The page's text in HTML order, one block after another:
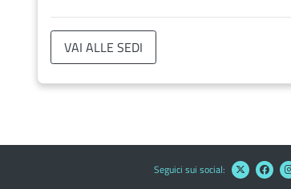
VAI ALLE SEDI
Seguici sui social: